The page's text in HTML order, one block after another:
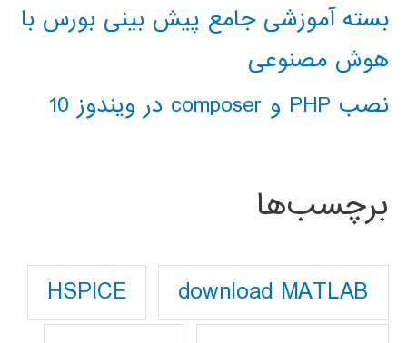
بسته آموزشی جامع پیش بینی بورس با
هوش مصنوعی
نصب PHP و composer در ویندوز 10
برچسب‌ها
download MATLAB
HSPICE